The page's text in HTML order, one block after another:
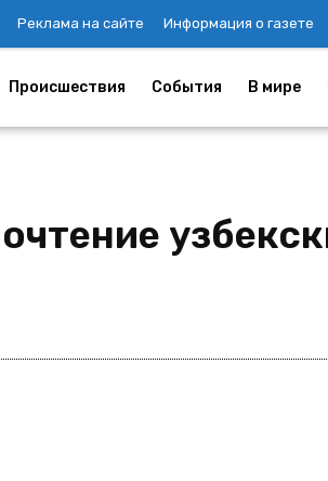
Реклама на сайте Информация о газете
Происшествия События В мире